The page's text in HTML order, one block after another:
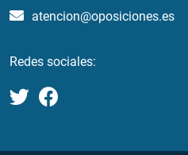
atencion@oposiciones.es
Redes sociales: